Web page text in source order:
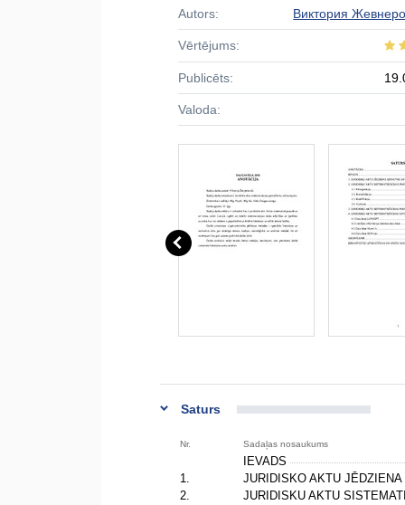
Autors: Виктория
Vērtējums:
Publicēts:
Valoda:
Saturs
Nr. Sadaļas nosaukums
IEVADS
1.
JURIDISKO AKTU
2.
JURIDISKU AKTU